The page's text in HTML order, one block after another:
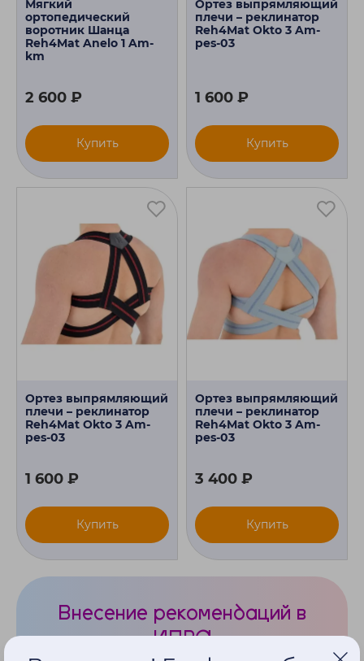
Мягкий
ортопедический
воротник Шанца
Reh4Mat Anelo 1 Am-
km
2 600 ₽
Купить
Ортез выпрямляющий
плечи – реклинатор
Reh4Mat Okto 3 Am-
pes-03
1 600 ₽
Купить
Ортез выпрямляющий
плечи – реклинатор
Reh4Mat Okto 3 Am-
pes-03
1 600 ₽
Купить
Ортез выпрямляющий
плечи – реклинатор
Reh4Mat Okto 3 Am-
pes-03
3 400 ₽
Купить
Внесение рекомендаций в
ИПРА